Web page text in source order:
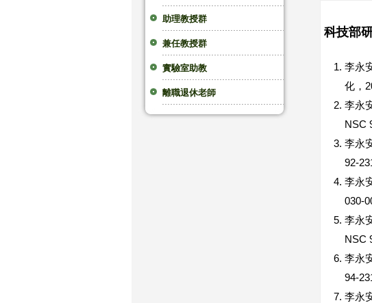
助理教授群
兼任教授群
實驗室助教
離職退休老師
科技部
李永
化，
李永
NSC
李永
92-
李永
030-
李永
NSC
李永
94-
李永